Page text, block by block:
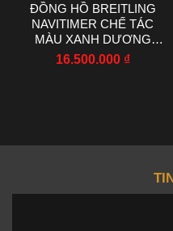
ĐỒNG HỒ BREITLING
NAVITIMER CHẾ TÁC
MÀU XANH DƯƠNG
MÁY CƠ EF FACTORY
16.500.000 ₫